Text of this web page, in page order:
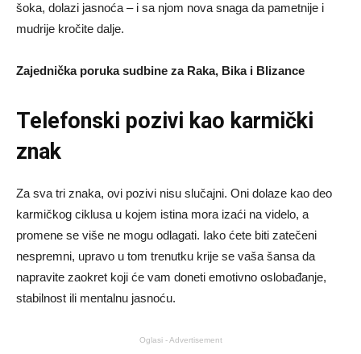
šoka, dolazi jasnoća – i sa njom nova snaga da pametnije i
mudrije kročite dalje.
Zajednička poruka sudbine za Raka, Bika i Blizance
Telefonski pozivi kao karmički
znak
Za sva tri znaka, ovi pozivi nisu slučajni. Oni dolaze kao deo
karmičkog ciklusa u kojem istina mora izaći na videlo, a
promene se više ne mogu odlagati. Iako ćete biti zatečeni
nespremni, upravo u tom trenutku krije se vaša šansa da
napravite zaokret koji će vam doneti emotivno oslobađanje,
stabilnost ili mentalnu jasnoću.
Oglasi - Advertisement